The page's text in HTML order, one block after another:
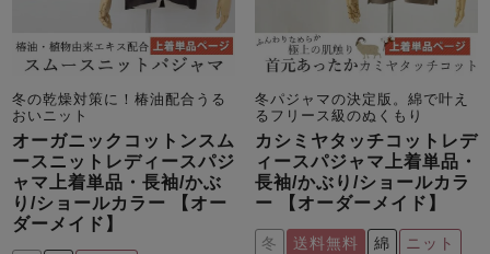
売れ筋ランキング
- Item Ranking -
新着商品
- New Arrival -
すべてのデザインのパジャマ一覧はこちら
冬の乾燥対策に！椿油配合うる
おいニット
オーガニックコットンスム
ースニットレディースパジ
ャマ上着単品・長袖/かぶ
り/ショールカラー 【オー
ダーメイド】
冬パジャマの決定版。綿で叶え
るフリース級のぬくもり
カシミヤタッチコットレデ
ィースパジャマ上着単品・
長袖/かぶり/ショールカラ
ー 【オーダーメイド】
冬 送料無料 綿
ニット